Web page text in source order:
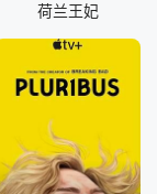
荷兰王妃